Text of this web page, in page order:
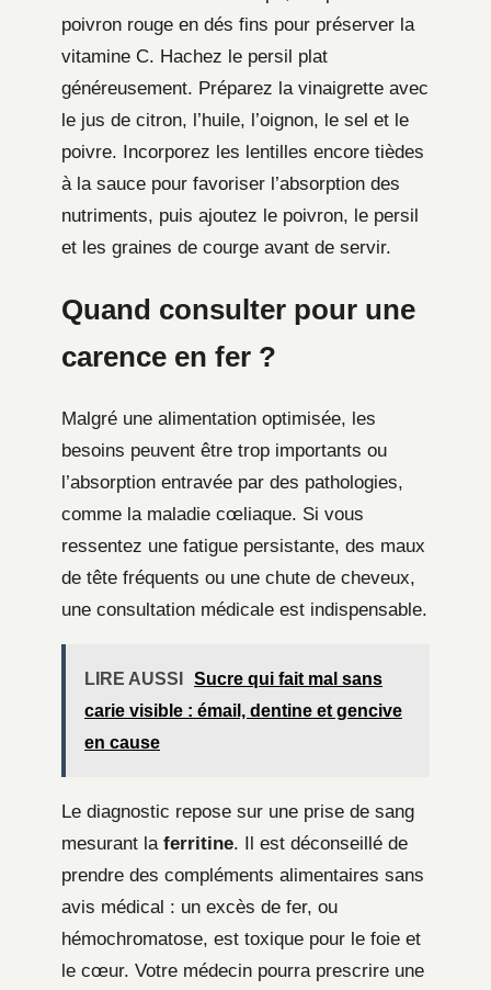
poivron rouge en dés fins pour préserver la
vitamine C. Hachez le persil plat
généreusement. Préparez la vinaigrette avec
le jus de citron, l’huile, l’oignon, le sel et le
poivre. Incorporez les lentilles encore tièdes
à la sauce pour favoriser l’absorption des
nutriments, puis ajoutez le poivron, le persil
et les graines de courge avant de servir.
Quand consulter pour une
carence en fer ?
Malgré une alimentation optimisée, les
besoins peuvent être trop importants ou
l’absorption entravée par des pathologies,
comme la maladie cœliaque. Si vous
ressentez une fatigue persistante, des maux
de tête fréquents ou une chute de cheveux,
une consultation médicale est indispensable.
LIRE AUSSI
Sucre qui fait mal sans
carie visible : émail, dentine et gencive
en cause
Le diagnostic repose sur une prise de sang
mesurant la ferritine. Il est déconseillé de
prendre des compléments alimentaires sans
avis médical : un excès de fer, ou
hémochromatose, est toxique pour le foie et
le cœur. Votre médecin pourra prescrire une